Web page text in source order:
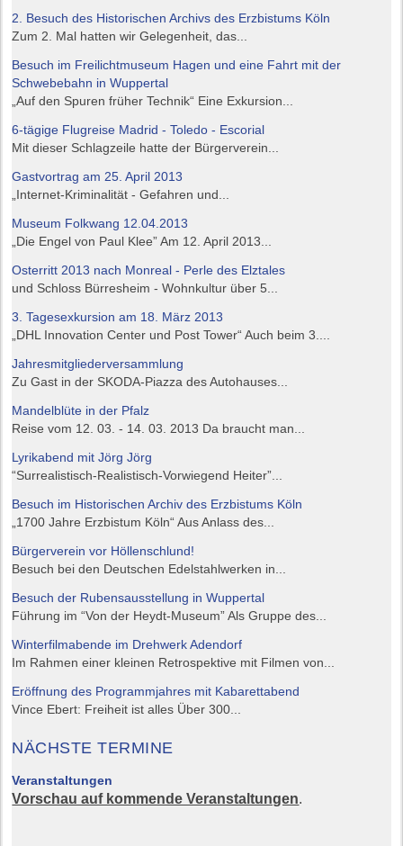
2. Besuch des Historischen Archivs des Erzbistums Köln
Zum 2. Mal hatten wir Gelegenheit, das...
Besuch im Freilichtmuseum Hagen und eine Fahrt mit der
Schwebebahn in Wuppertal
„Auf den Spuren früher Technik“ Eine Exkursion...
6-tägige Flugreise Madrid - Toledo - Escorial
Mit dieser Schlagzeile hatte der Bürgerverein...
Gastvortrag am 25. April 2013
„Internet-Kriminalität - Gefahren und...
Museum Folkwang 12.04.2013
„Die Engel von Paul Klee” Am 12. April 2013...
Osterritt 2013 nach Monreal - Perle des Elztales
und Schloss Bürresheim - Wohnkultur über 5...
3. Tagesexkursion am 18. März 2013
„DHL Innovation Center und Post Tower“ Auch beim 3....
Jahresmitgliederversammlung
Zu Gast in der SKODA-Piazza des Autohauses...
Mandelblüte in der Pfalz
Reise vom 12. 03. - 14. 03. 2013 Da braucht man...
Lyrikabend mit Jörg Jörg
“Surrealistisch-Realistisch-Vorwiegend Heiter”...
Besuch im Historischen Archiv des Erzbistums Köln
„1700 Jahre Erzbistum Köln“ Aus Anlass des...
Bürgerverein vor Höllenschlund!
Besuch bei den Deutschen Edelstahlwerken in...
Besuch der Rubensausstellung in Wuppertal
Führung im “Von der Heydt-Museum” Als Gruppe des...
Winterfilmabende im Drehwerk Adendorf
Im Rahmen einer kleinen Retrospektive mit Filmen von...
Eröffnung des Programmjahres mit Kabarettabend
Vince Ebert: Freiheit ist alles Über 300...
NÄCHSTE TERMINE
Veranstaltungen
Vorschau auf kommende Veranstaltungen.